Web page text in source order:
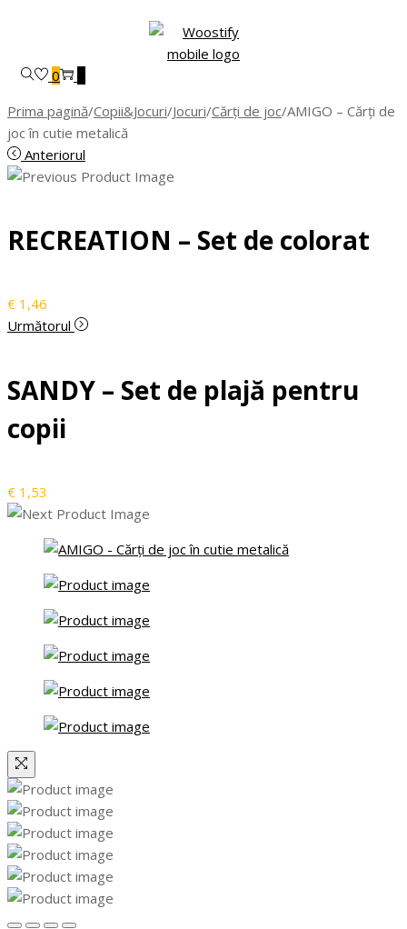
0
Prima pagină/Copii&Jocuri/Jocuri/Cărți de joc/AMIGO – Cărți de
joc în cutie metalică
Anteriorul
RECREATION – Set de colorat
€ 1,46
Următorul
SANDY – Set de plajă pentru
copii
€ 1,53